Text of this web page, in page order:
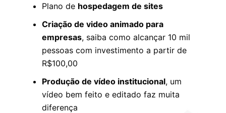
Plano de hospedagem de sites
Criação de video animado para
empresas, saiba como alcançar 10 mil
pessoas com investimento a partir de
R$100,00
Produção de vídeo institucional, um
vídeo bem feito e editado faz muita
diferença